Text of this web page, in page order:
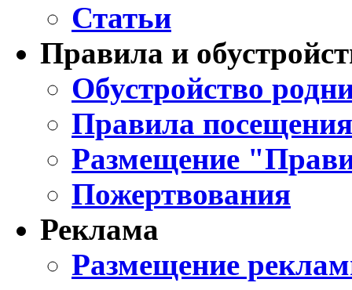
Статьи
Правила и
Обустройство
Правила
Размещение
Пожертвования
Реклама
Размещение